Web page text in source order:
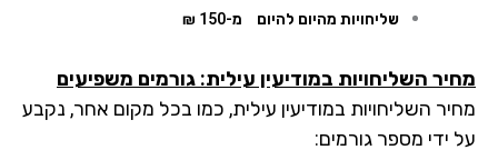
שליחויות מהיום להיום
מ-150 ₪
השליחויות במודיעין עילית: גורמים משפיעים
השליחויות במודיעין עילית, כמו בכל מקום אחר, נקבע
ידי מספר גורמים: